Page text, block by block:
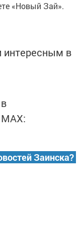
«Новый Зай».
в
Заинска?